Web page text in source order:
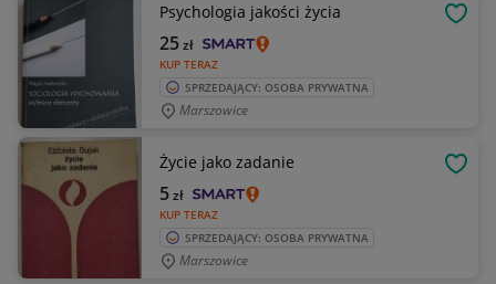
Psychologia jakości życia
KUP TERAZ
25zł
SPRZEDAJĄCY: OSOBA PRYWATNA
Marszowice
Życie jako zadanie
KUP TERAZ
5zł
SPRZEDAJĄCY: OSOBA PRYWATNA
Marszowice